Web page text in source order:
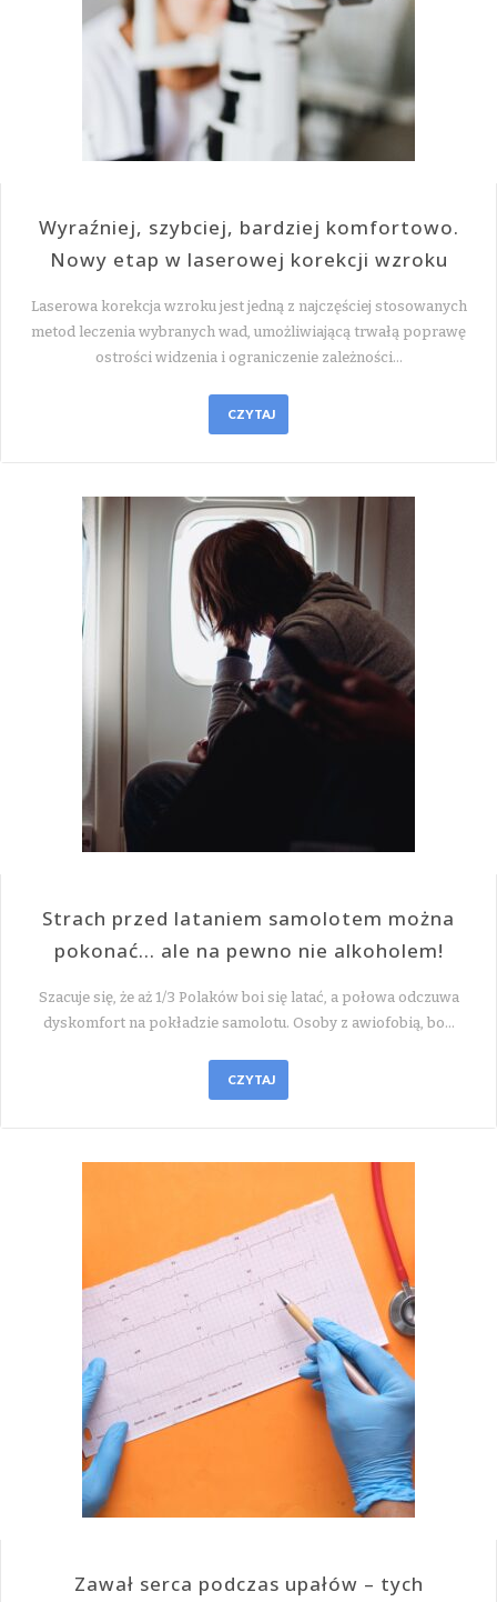
Wyraźniej, szybciej, bardziej komfortowo.
Nowy etap w laserowej korekcji wzroku
Laserowa korekcja wzroku jest jedną z najczęściej stosowanych
metod leczenia wybranych wad, umożliwiającą trwałą poprawę
ostrości widzenia i ograniczenie zależności…
CZYTAJ
Strach przed lataniem samolotem można
pokonać… ale na pewno nie alkoholem!
Szacuje się, że aż 1/3 Polaków boi się latać, a połowa odczuwa
dyskomfort na pokładzie samolotu. Osoby z awiofobią, bo…
CZYTAJ
Zawał serca podczas upałów – tych